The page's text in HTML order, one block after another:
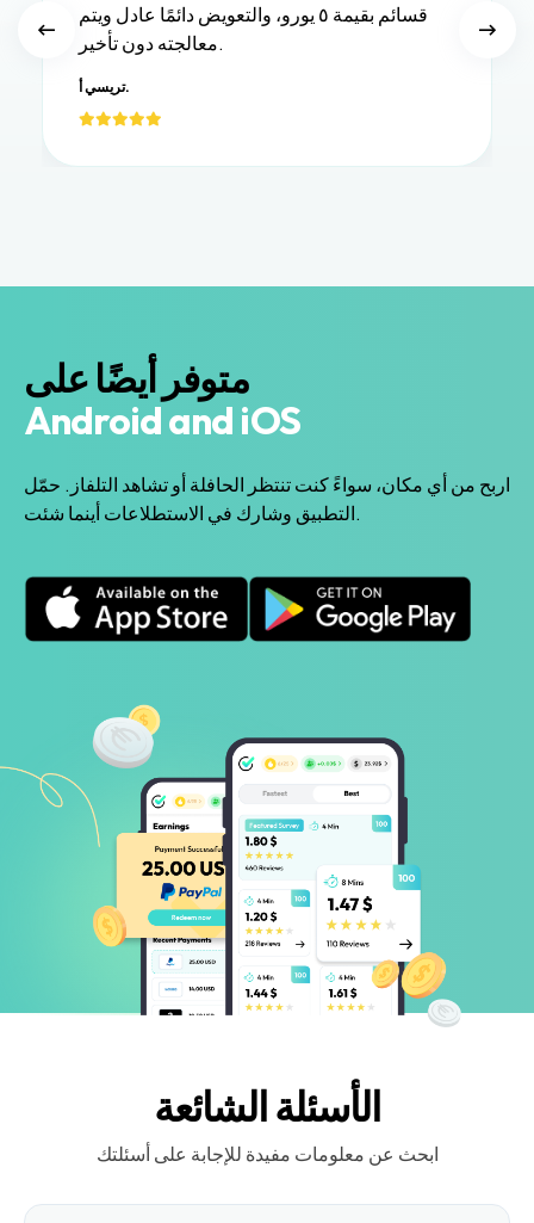
قسائم بقيمة ٥ يورو، والتعويض دائمًا عادل ويتم
معالجته دون تأخير.
تريسي أ.
متوفر أيضًا على
Android and iOS
اربح من أي مكان، سواءً كنت تنتظر الحافلة أو تشاهد التلفاز. حمّل
التطبيق وشارك في الاستطلاعات أينما شئت.
الأسئلة الشائعة
ابحث عن معلومات مفيدة للإجابة على أسئلتك